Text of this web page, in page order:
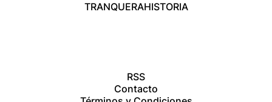
TRANQUERAHISTORIA
RSS
Contacto